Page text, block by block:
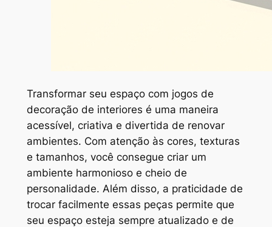
Transformar seu espaço com jogos de
decoração de interiores é uma maneira
acessível, criativa e divertida de renovar
ambientes. Com atenção às cores, texturas
e tamanhos, você consegue criar um
ambiente harmonioso e cheio de
personalidade. Além disso, a praticidade de
trocar facilmente essas peças permite que
seu espaço esteja sempre atualizado e de